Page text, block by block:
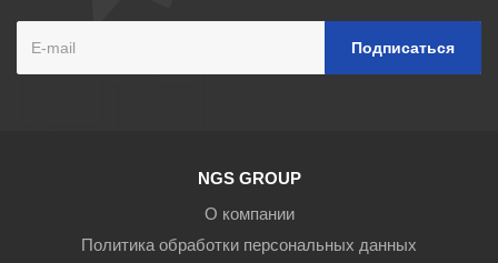
NGS GROUP
О компании
Политика обработки персональных данных